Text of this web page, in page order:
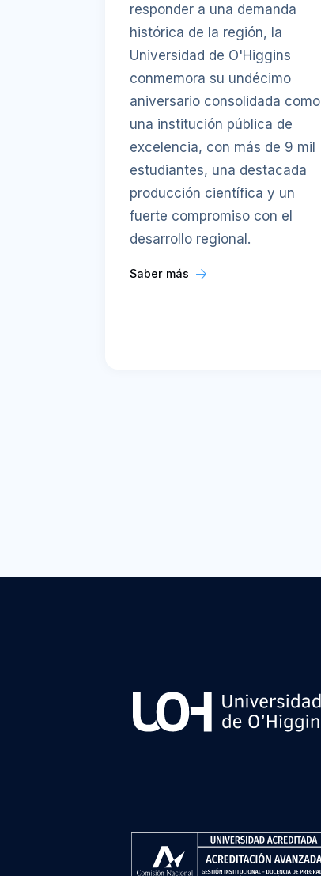
responder a una demanda
histórica de la región, la
Universidad de O'Higgins
conmemora su undécimo
aniversario consolidada como
una institución pública de
excelencia, con más de 9 mil
estudiantes, una destacada
producción científica y un
fuerte compromiso con el
desarrollo regional.
Saber más